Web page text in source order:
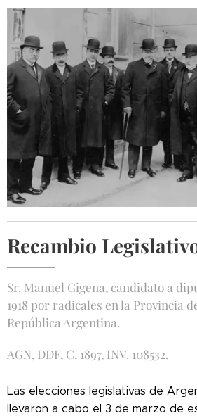
Recambio
Sr. Manuel Gigena, candidato a
1918 por radicales en la Provincia
República Argentina.
AGN, DDF, C. 1897, INV. 108532.
Las elecciones legislativas de
llevaron a cabo el 3 de marzo de